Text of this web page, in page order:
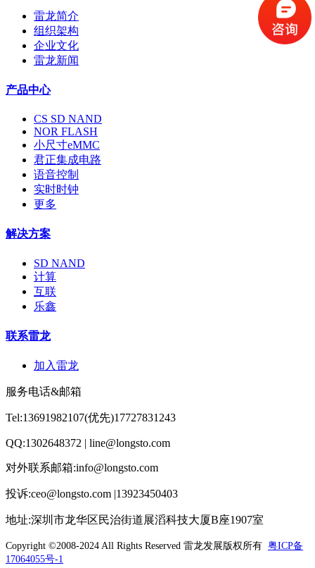
雷龙简介
组织架构
企业文化
雷龙新闻
产品中心
CS SD NAND
NOR FLASH
小尺寸eMMC
君正集成电路
语音控制
实时时钟
更多
解决方案
SD NAND
计算
互联
乐鑫
联系雷龙
加入雷龙
服务电话&邮箱
Tel:13691982107(优先)17727831243
QQ:1302648372 | line@longsto.com
对外联系邮箱:info@longsto.com
投诉:ceo@longsto.com |13923450403
地址:深圳市龙华区民治街道展滔科技大厦B座1907室
Copyright ©2008-2024 All Rights Reserved 雷龙发展版权所有 粤ICP备
17064055号-1